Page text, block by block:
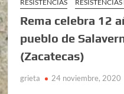
RESISTENCIAS
Rema celebra 12
pueblo de
(Zacatecas)
grieta 24 noviembre, 2020